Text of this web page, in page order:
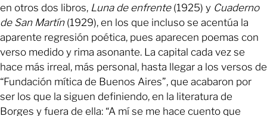
en otros dos libros, Luna de enfrente(1925) y Cuaderno
de San Martín(1929), en los que incluso se acentúa la
aparente regresión poética, pues aparecen poemas con
verso medido y rima asonante. La capital cada vez se
hace más irreal, más personal, hasta llegar a los versos de
“Fundación mítica de Buenos Aires”, que acabaron por
ser los que la siguen definiendo, en la literatura de
Borges y fuera de ella: “A mí se me hace cuento que